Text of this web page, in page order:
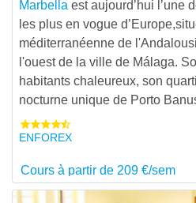
Marbella est aujourd’hui l’une
les plus en vogue
méditerranéenne de
l'ouest de la ville de Málaga.
habitants chaleureux, son
nocturne unique de Porto
ENFOREX
Cours à partir de 209 €/sem